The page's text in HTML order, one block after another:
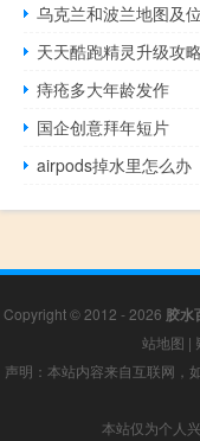
乌克兰和波兰地图及
天天酷跑精灵升级攻略
痔疮多大年龄发作
国企创意拜年短片
airpods掉水里怎么办
Copyright © 2012 - 2026 胶水
站地图 |
声明：本站内容来自互联网，
本站仅为个人